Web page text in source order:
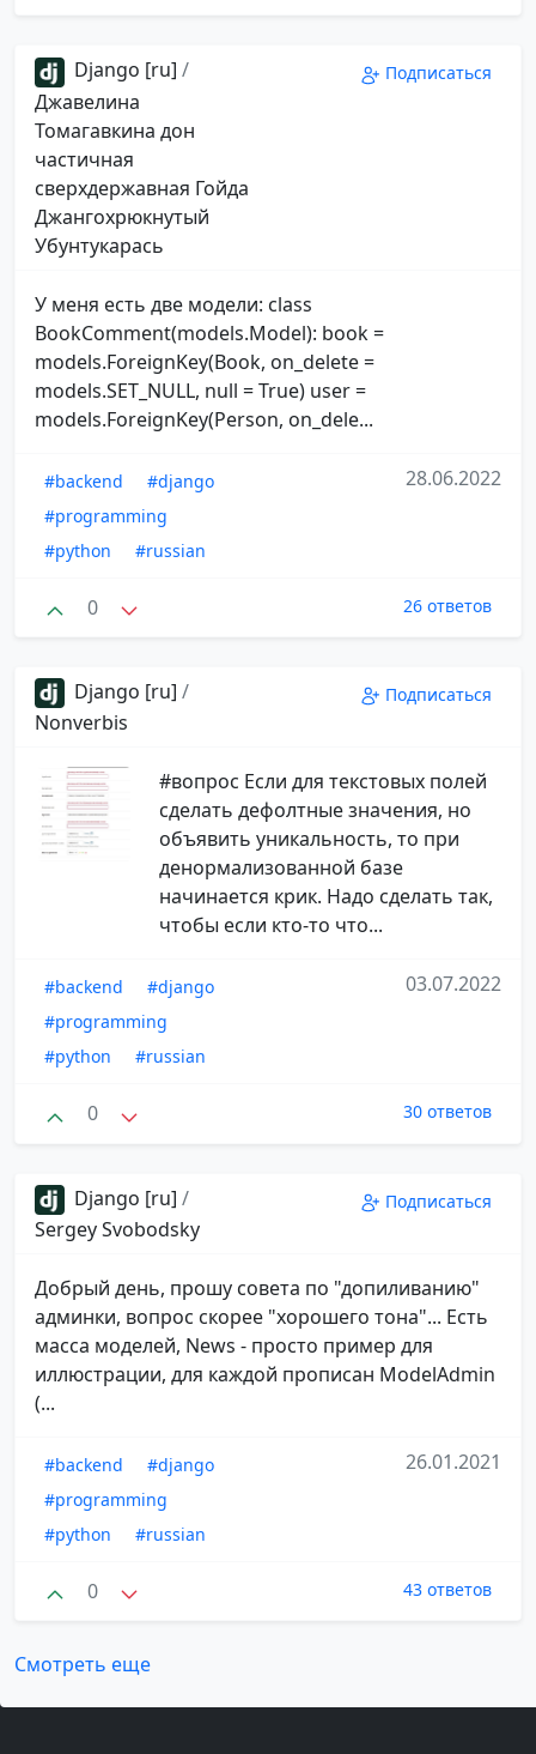
Django [ru] /
Джавелина
Томагавкина дон
частичная
сверхдержавная Гойда
Джангохрюкнутый
Убунтукарась
Подписаться
У меня есть две модели: class
BookComment(models.Model): book =
models.ForeignKey(Book, on_delete =
models.SET_NULL, null = True) user =
models.ForeignKey(Person, on_dele...
#backend
#django
#programming
#python
#russian
28.06.2022
0 26 ответов
Django [ru] /
Nonverbis
Подписаться
#вопрос Если для текстовых полей
сделать дефолтные значения, но
объявить уникальность, то при
денормализованной базе
начинается крик. Надо сделать так,
чтобы если кто-то что...
#backend
#django
#programming
#python
#russian
03.07.2022
0 30 ответов
Django [ru] /
Sergey Svobodsky
Подписаться
Добрый день, прошу совета по "допиливанию"
админки, вопрос скорее "хорошего тона"... Есть
масса моделей, News - просто пример для
иллюстрации, для каждой прописан ModelAdmin
(...
#backend
#django
#programming
#python
#russian
26.01.2021
0 43 ответов
Смотреть еще